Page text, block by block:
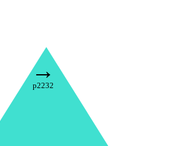
→
p2232